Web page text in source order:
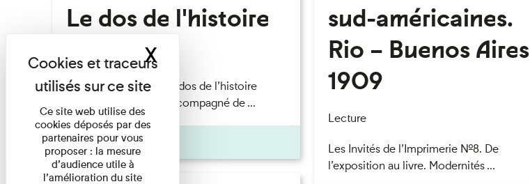
Le dos de l'histoire
Lecture
Philippe Artières — Le dos de l’histoire
Lecture par l’auteur accompagné de ...
Pages
sud-américaines.
Rio – Buenos Aires
1909
Lecture
Les Invités de l’Imprimerie n°8. De
l’exposition au livre. Modernités ...
Ce site web utilise des
cookies déposés par des
partenaires pour vous
proposer : la mesure
d’audience utile à
l’amélioration du site
XMasquer le bandeau des cookies